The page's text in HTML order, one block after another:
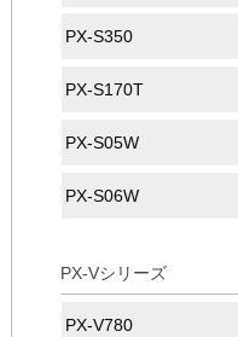
PX-S350
PX-S170T
PX-S05W
PX-S06W
PX-Vシリーズ
PX-V780